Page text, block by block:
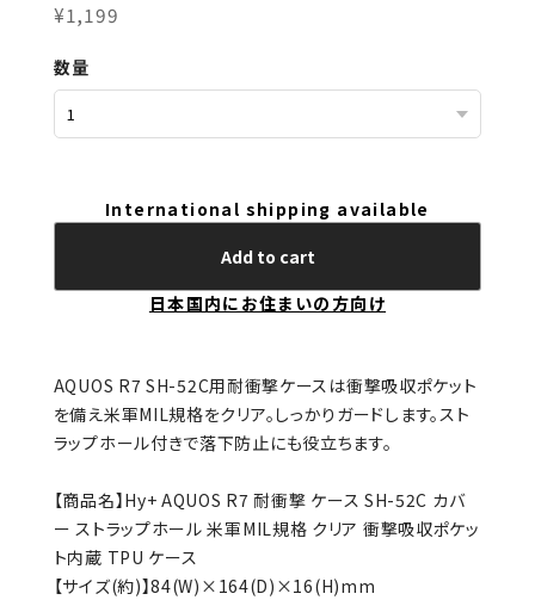
¥1,199
数量
International shipping available
Add to cart
日本国内にお住まいの方向け
AQUOS R7 SH-52C用耐衝撃ケースは衝撃吸収ポケット
を備え米軍MIL規格をクリア。しっかりガードします。スト
ラップホール付きで落下防止にも役立ちます。
【商品名】Hy+ AQUOS R7 耐衝撃 ケース SH-52C カバ
ー ストラップホール 米軍MIL規格 クリア 衝撃吸収ポケッ
ト内蔵 TPU ケース
【サイズ(約)】84(W)×164(D)×16(H)mm